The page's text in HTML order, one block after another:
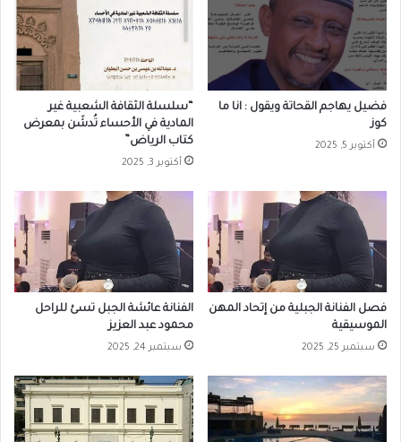
فضيل يهاجم القحاتة ويقول : انا ما
كوز
أكتوبر 5, 2025
“سلسلة الثقافة الشعبية غير
المادية في الأحساء تُدشَن بمعرض
كتاب الرياض”
أكتوبر 3, 2025
فصل الفنانة الجبلية من إتحاد المهن
الموسيقية
سبتمبر 25, 2025
الفنانة عائشة الجبل تسئ للراحل
محمود عبد العزيز
سبتمبر 24, 2025